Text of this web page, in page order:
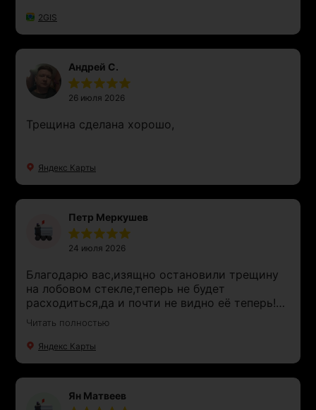
остальное - время покажет
2GIS
Андрей С.
26 июля 2026
Трещина сделана хорошо,
Яндекс Карты
Петр Меркушев
24 июля 2026
Благодарю вас,изящно остановили трещину
на лобовом стекле,теперь не будет
расходиться,да и почти не видно её теперь!
Всего за полчаса управились,однозначно
Читать полностью
Яндекс Карты
Ян Матвеев